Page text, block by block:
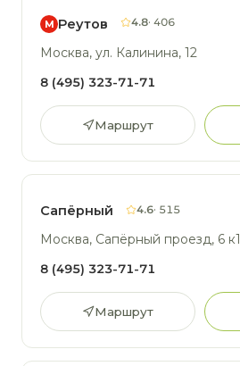
М Реутов 4.8· 406
Москва, ул. Калинина, 12
8 (495) 323-71-71
Маршрут
Сапёрный 4.6· 515
Москва, Сапёрный проезд, 6 к1
8 (495) 323-71-71
Маршрут